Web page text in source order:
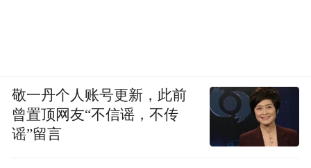
敬一丹个人账号更新，此前
曾置顶网友“不信谣，不传
谣”留言